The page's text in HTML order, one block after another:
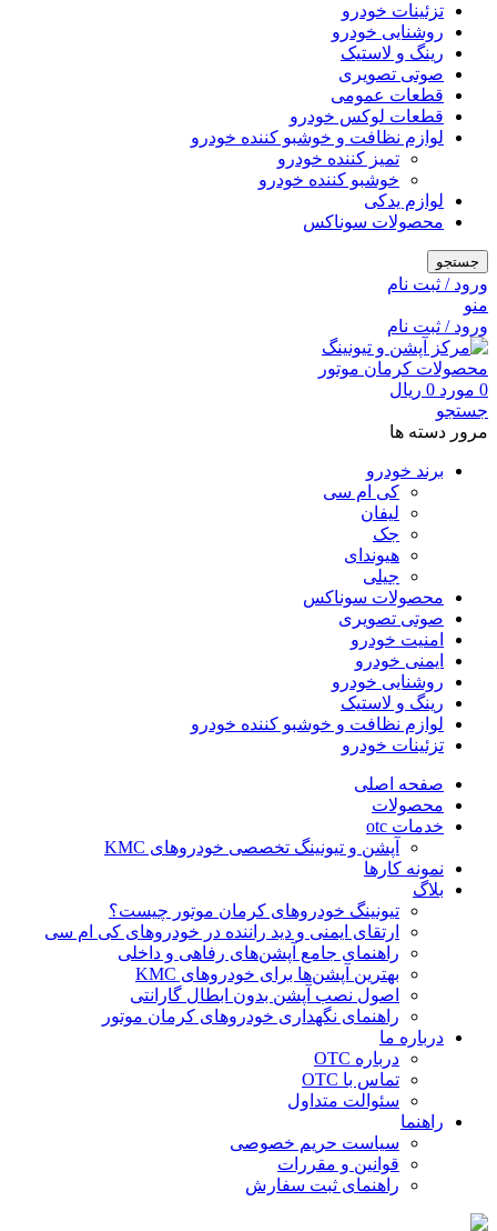
تزئینات خودرو
روشنایی خودرو
رینگ و لاستیک
صوتی تصویری
قطعات عمومی
قطعات لوکس خودرو
لوازم نظافت و خوشبو کننده خودرو
تمیز کننده خودرو
خوشبو کننده خودرو
لوازم یدکی
محصولات سوناکس
جستجو
ورود / ثبت نام
منو
ورود / ثبت نام
0 مورد 0 ریال
جستجو
مرور دسته ها
برند خودرو
کی ام سی
لیفان
جک
هیوندای
جیلی
محصولات سوناکس
صوتی تصویری
امنیت خودرو
ایمنی خودرو
روشنایی خودرو
رینگ و لاستیک
لوازم نظافت و خوشبو کننده خودرو
تزئینات خودرو
صفحه اصلی
محصولات
خدمات otc
آپشن و تیونینگ تخصصی خودروهای KMC
نمونه کارها
بلاگ
تیونینگ خودروهای کرمان موتور چیست؟
ارتقای ایمنی و دید راننده در خودروهای کی ام سی
راهنمای جامع آپشن‌های رفاهی و داخلی
بهترین آپشن‌ها برای خودروهای KMC
اصول نصب آپشن بدون ابطال گارانتی
راهنمای نگهداری خودروهای کرمان موتور
درباره ما
درباره OTC
تماس با OTC
سئوالت متداول
راهنما
سیاست حریم خصوصی
قوانین و مقررات
راهنمای ثبت سفارش